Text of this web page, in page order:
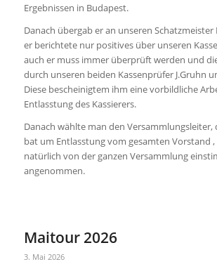
Ergebnissen in Budapest.
Danach übergab er an unseren
er berichtete nur positives über unseren
auch er muss immer überprüft werden und
durch unseren beiden Kassenprüfer J.Gruhn
Diese bescheinigtem ihm eine vorbildliche
Entlasstung des Kassierers.
Danach wählte man den Versammlungsleiter,
bat um Entlasstung vom gesamten Vorstand
natürlich von der ganzen Versammlung
angenommen.
Maitour 2026
3. Mai 2026